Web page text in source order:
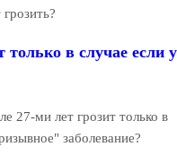
только в случае если у
27-ми лет грозит только в
заболевание?